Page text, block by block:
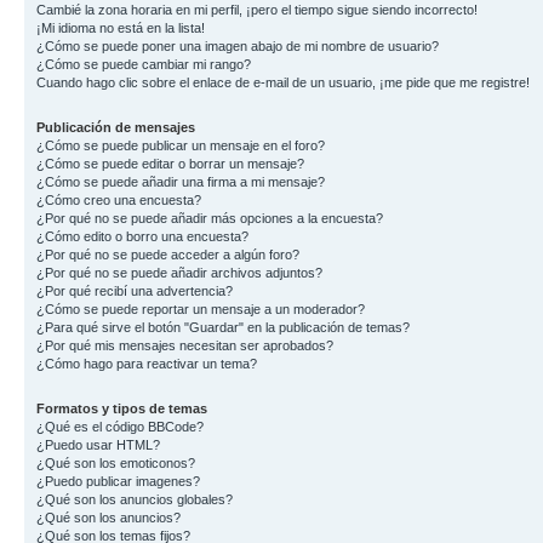
Cambié la zona horaria en mi perfil, ¡pero el tiempo sigue siendo incorrecto!
¡Mi idioma no está en la lista!
¿Cómo se puede poner una imagen abajo de mi nombre de usuario?
¿Cómo se puede cambiar mi rango?
Cuando hago clic sobre el enlace de e-mail de un usuario, ¡me pide que me registre!
Publicación de mensajes
¿Cómo se puede publicar un mensaje en el foro?
¿Cómo se puede editar o borrar un mensaje?
¿Cómo se puede añadir una firma a mi mensaje?
¿Cómo creo una encuesta?
¿Por qué no se puede añadir más opciones a la encuesta?
¿Cómo edito o borro una encuesta?
¿Por qué no se puede acceder a algún foro?
¿Por qué no se puede añadir archivos adjuntos?
¿Por qué recibí una advertencia?
¿Cómo se puede reportar un mensaje a un moderador?
¿Para qué sirve el botón "Guardar" en la publicación de temas?
¿Por qué mis mensajes necesitan ser aprobados?
¿Cómo hago para reactivar un tema?
Formatos y tipos de temas
¿Qué es el código BBCode?
¿Puedo usar HTML?
¿Qué son los emoticonos?
¿Puedo publicar imagenes?
¿Qué son los anuncios globales?
¿Qué son los anuncios?
¿Qué son los temas fijos?